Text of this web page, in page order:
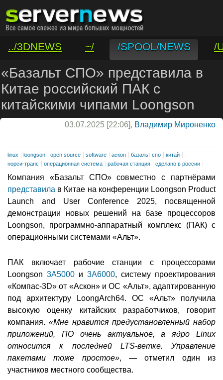
../3DNEWS ~/ /SPOOL/NEWS
/
/VAR/CONTACT
«Базальт СПО» представила в
Китае российский ПАК с
китайскими чипами Loongson
03.07.2025 [22:06], Владимир Мироненко
linux loongson open source software аскон базальт спо
китай
норси-транс
операционная система рабочая станция сделано в россии
Компания «Базальт СПО» совместно с партнёрами
представила в Китае на конференции Loongson Product
Launch and User Conference 2025, посвященной
демонстрации новых решений на базе процессоров
Loongson, программно-аппаратный комплекс (ПАК) с
операционными системами «Альт».
ПАК включает рабочие станции с процессорами
Loongson 3A5000 и 3A6000, систему проектирования
«Компас-3D» от «Аскон» и ОС «Альт», адаптированную
под архитектуру LoongArch64. ОС «Альт» получила
высокую оценку китайских разработчиков, говорит
компания. «Мне нравится предустановленный набор
приложений, ПО очень актуальное, а ядро Linux
относится к последней LTS-ветке. Управление
пакетами тоже простое», — отметил один из
участников местного сообщества.